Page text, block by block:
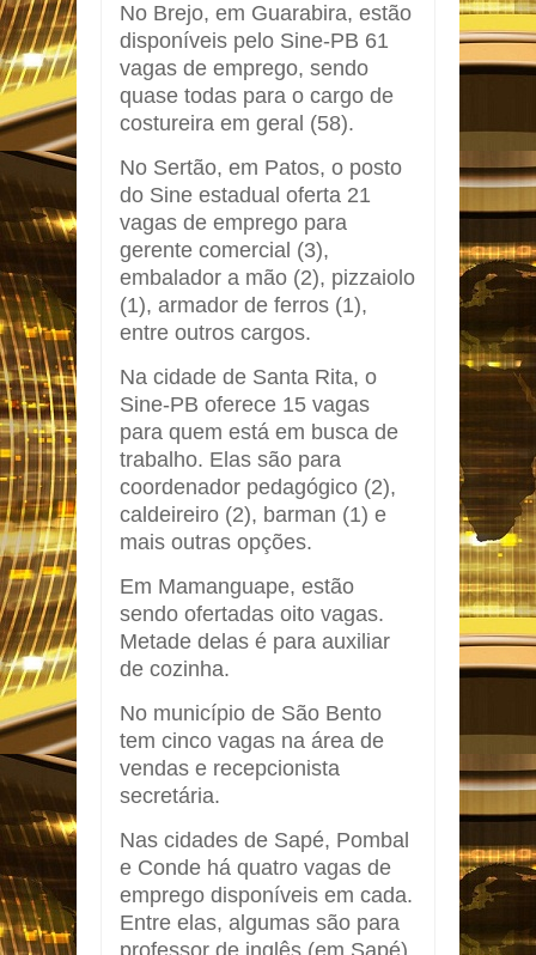
No Brejo, em Guarabira, estão
disponíveis pelo Sine-PB 61
vagas de emprego, sendo
quase todas para o cargo de
costureira em geral (58).
No Sertão, em Patos, o posto
do Sine estadual oferta 21
vagas de emprego para
gerente comercial (3),
embalador a mão (2), pizzaiolo
(1), armador de ferros (1),
entre outros cargos.
Na cidade de Santa Rita, o
Sine-PB oferece 15 vagas
para quem está em busca de
trabalho. Elas são para
coordenador pedagógico (2),
caldeireiro (2), barman (1) e
mais outras opções.
Em Mamanguape, estão
sendo ofertadas oito vagas.
Metade delas é para auxiliar
de cozinha.
No município de São Bento
tem cinco vagas na área de
vendas e recepcionista
secretária.
Nas cidades de Sapé, Pombal
e Conde há quatro vagas de
emprego disponíveis em cada.
Entre elas, algumas são para
professor de inglês (em Sapé)